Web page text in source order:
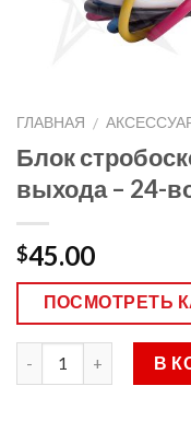
ГЛАВНАЯ /
Блок
выхода – 24-
$45.00
ПОСМОТРЕТЬ
В